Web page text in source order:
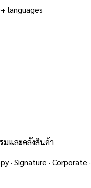
languages
มและคลังสินค้า
· Signature · Corporate ·